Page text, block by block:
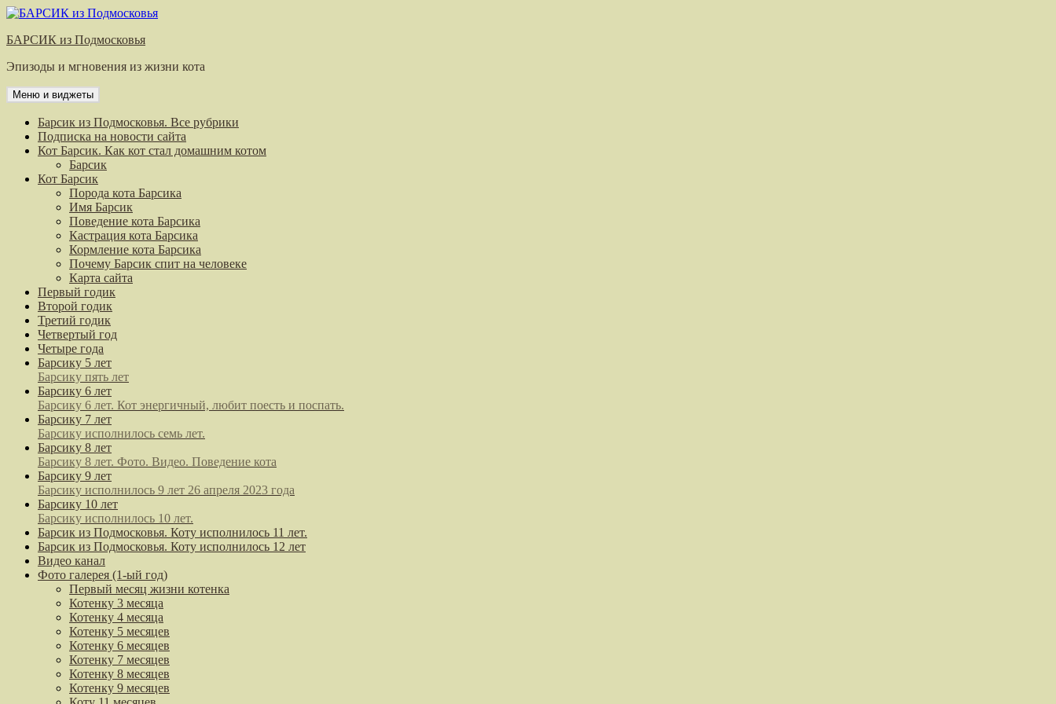
Перейти
содержимому
БАРСИК из Подмосковья
Эпизоды и мгновения из жизни кота
Меню и виджеты
Барсик из Подмосковья. Все рубрики
Подписка на новости сайта
Кот Барсик. Как кот стал домашним котом
Барсик
Кот Барсик
Порода кота Барсика
Имя Барсик
Поведение кота Барсика
Кастрация кота Барсика
Кормление кота Барсика
Почему Барсик спит на человеке
Карта сайта
Первый годик
Второй годик
Третий годик
Четвертый год
Четыре года
Барсику 5 лет
Барсику пять лет
Барсику 6 лет
Барсику 6 лет. Кот энергичный, любит поесть и поспать.
Барсику 7 лет
Барсику исполнилось семь лет.
Барсику 8 лет
Барсику 8 лет. Фото. Видео. Поведение кота
Барсику 9 лет
Барсику исполнилось 9 лет 26 апреля 2023 года
Барсику 10 лет
Барсику исполнилось 10 лет.
Барсик из Подмосковья. Коту исполнилось 11 лет.
Барсик из Подмосковья. Коту исполнилось 12 лет
Видео канал
Фото галерея (1-ый год)
Первый месяц жизни котенка
Котенку 3 месяца
Котенку 4 месяца
Котенку 5 месяцев
Котенку 6 месяцев
Котенку 7 месяцев
Котенку 8 месяцев
Котенку 9 месяцев